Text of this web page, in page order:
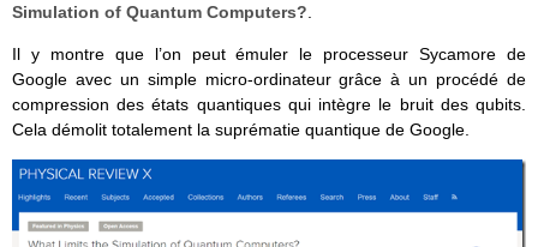
Simulation of Quantum Computers?
Il y montre que l’on peut émuler le processeur Sycamore de
Google avec un simple micro-ordinateur grâce à un procédé de
compression des états quantiques qui intègre le bruit des qubits.
Cela démolit totalement la suprématie quantique de Google.